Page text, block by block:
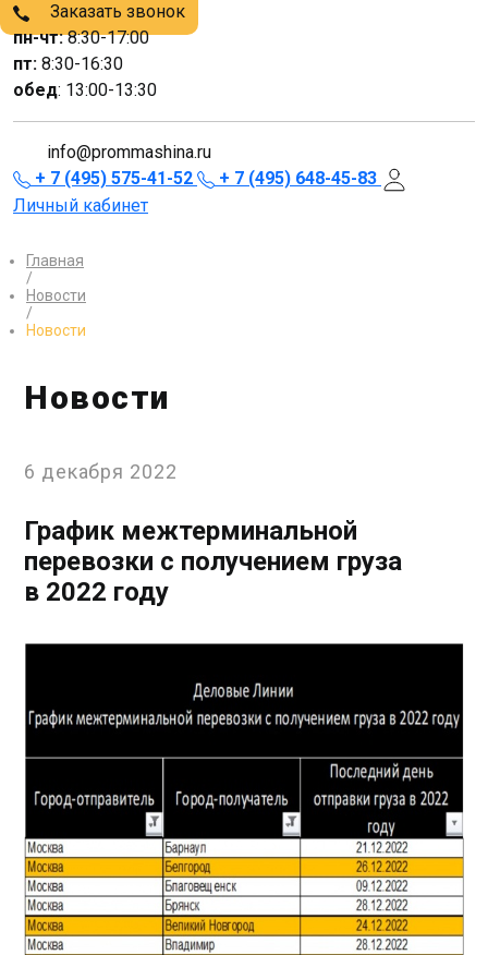
Заказать звонок
пн-чт:8:30-17:00
пт: 8:30-16:30
обед: 13:00-13:30
info@prommashina.ru
+ 7 (495) 575-41-52
+ 7 (495) 648-45-83
Личный кабинет
Главная
/
Новости
/
Новости
Новости
6 декабря 2022
График межтерминальной
перевозки с получением груза
в 2022 году